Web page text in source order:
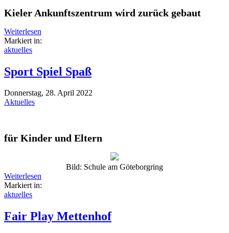
Kieler Ankunftszentrum wird zurück gebaut
Weiterlesen
Markiert in:
aktuelles
Sport Spiel Spaß
Donnerstag, 28. April 2022
Aktuelles
für Kinder und Eltern
Bild: Schule am Göteborgring
Weiterlesen
Markiert in:
aktuelles
Fair Play Mettenhof